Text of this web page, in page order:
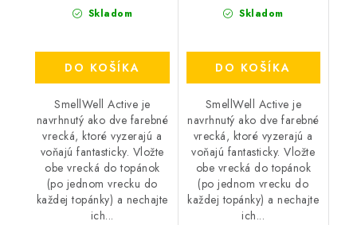
Skladom
DO KOŠÍKA
SmellWell Active je
navrhnutý ako dve farebné
vrecká, ktoré vyzerajú a
voňajú fantasticky. Vložte
obe vrecká do topánok
(po jednom vrecku do
každej topánky) a nechajte
ich...
Skladom
DO KOŠÍKA
SmellWell Active je
navrhnutý ako dve farebné
vrecká, ktoré vyzerajú a
voňajú fantasticky. Vložte
obe vrecká do topánok
(po jednom vrecku do
každej topánky) a nechajte
ich...